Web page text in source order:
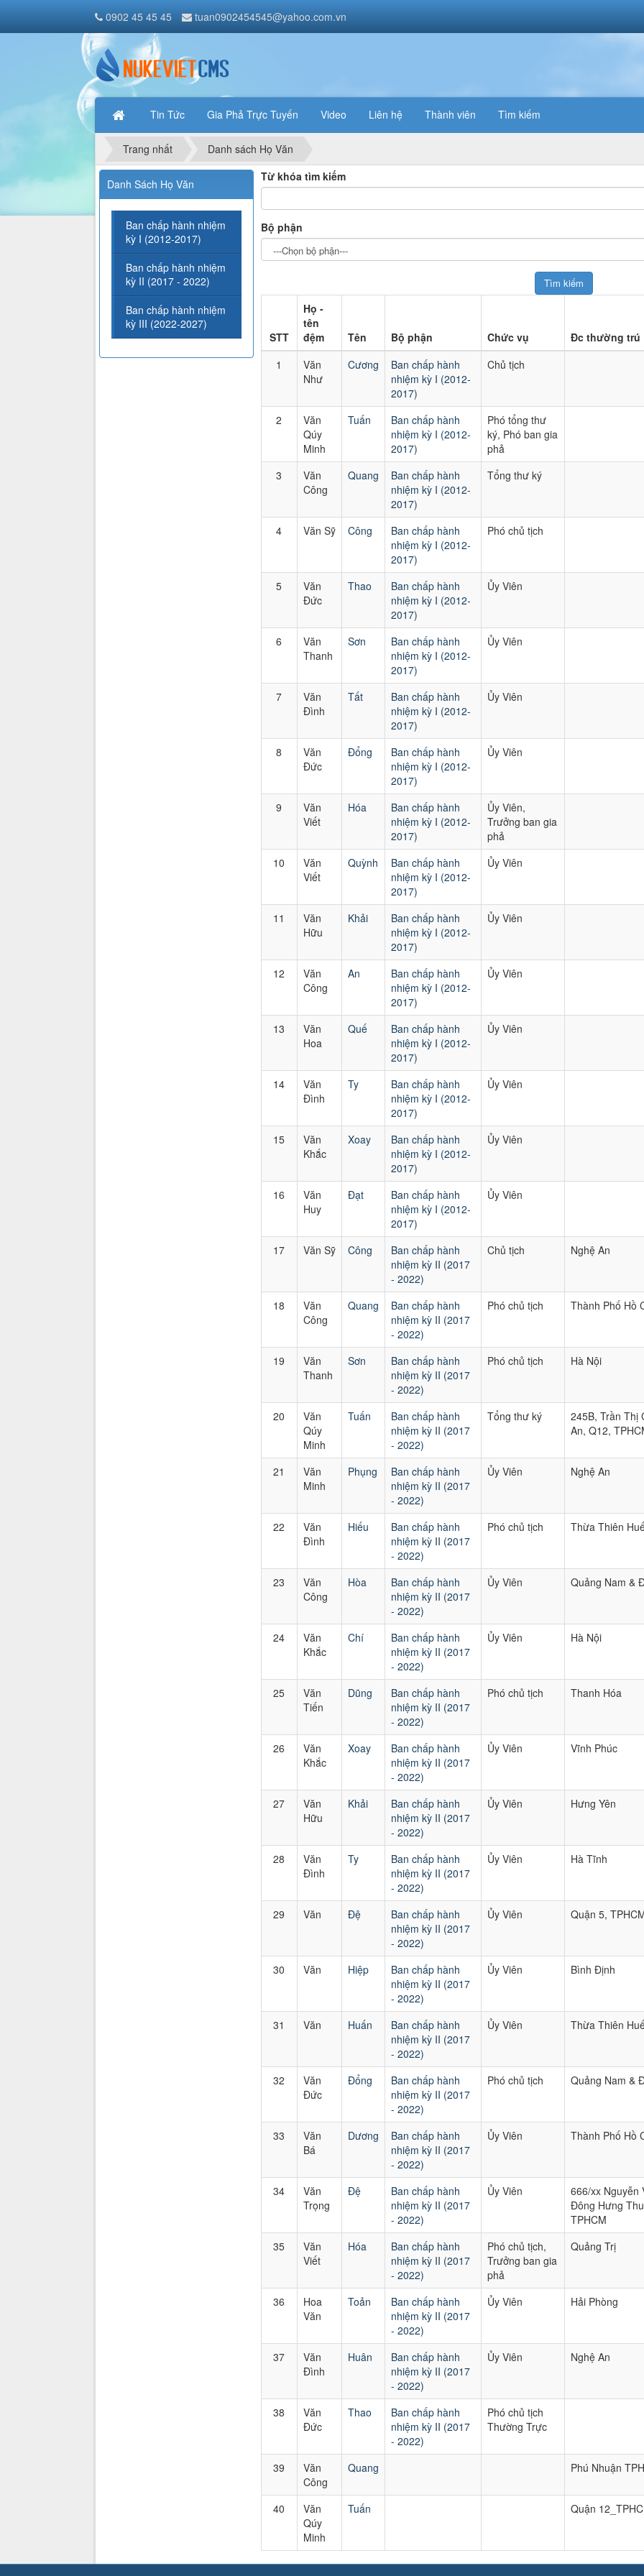
0902 45 45 45 tuan0902454545@yahoo.com.vn
Tin Tức Gia Phả Trực Tuyến Video Liên hệ Thành viên Tìm kiếm
Trang nhất
Danh sách Họ Văn
Từ khóa tìm kiếm
Bộ phận
STT
Họ -
tên
đệm
Tên Bộ phận Chức vụ
Đc thường trú
1
Văn
Như
Cương
Ban chấp hành
nhiệm kỳ I (2012-
2017)
Chủ tịch
2
Văn
Qúy
Minh
Tuấn
Ban chấp hành
nhiệm kỳ I (2012-
2017)
Phó tổng thư
ký, Phó ban gia
phả
3
Văn
Công
Quang
Ban chấp hành
nhiệm kỳ I (2012-
2017)
Tổng thư ký
4 Văn Sỹ Công
Ban chấp hành
nhiệm kỳ I (2012-
2017)
Phó chủ tịch
5
Văn
Đức
Thao
Ban chấp hành
nhiệm kỳ I (2012-
2017)
Ủy Viên
6
Văn
Thanh
Sơn
Ban chấp hành
nhiệm kỳ I (2012-
2017)
Ủy Viên
7
Văn
Đình
Tất
Ban chấp hành
nhiệm kỳ I (2012-
2017)
Ủy Viên
8
Văn
Đức
Đổng
Ban chấp hành
nhiệm kỳ I (2012-
2017)
Ủy Viên
9
Văn
Viết
Hóa
Ban chấp hành
nhiệm kỳ I (2012-
2017)
Ủy Viên,
Trưởng ban gia
phả
10
Văn
Viết
Quỳnh
Ban chấp hành
nhiệm kỳ I (2012-
2017)
Ủy Viên
11
Văn
Hữu
Khải
Ban chấp hành
nhiệm kỳ I (2012-
2017)
Ủy Viên
12
Văn
Công
An
Ban chấp hành
nhiệm kỳ I (2012-
2017)
Ủy Viên
13
Văn
Hoa
Quế
Ban chấp hành
nhiệm kỳ I (2012-
2017)
Ủy Viên
14
Văn
Đình
Ty
Ban chấp hành
nhiệm kỳ I (2012-
2017)
Ủy Viên
15
Văn
Khắc
Xoay
Ban chấp hành
nhiệm kỳ I (2012-
2017)
Ủy Viên
16
Văn
Huy
Đạt
Ban chấp hành
nhiệm kỳ I (2012-
2017)
Ủy Viên
17 Văn Sỹ Công
Ban chấp hành
nhiệm kỳ II (2017
- 2022)
Chủ tịch Nghệ An
18
Văn
Công
Quang
Ban chấp hành
nhiệm kỳ II (2017
- 2022)
Phó chủ tịch Thành Phố Hồ
19
Văn
Thanh
Sơn
Ban chấp hành
nhiệm kỳ II (2017
- 2022)
Phó chủ tịch Hà Nội
20
Văn
Qúy
Minh
Tuấn
Ban chấp hành
nhiệm kỳ II (2017
- 2022)
Tổng thư ký
245B, Trần Thị
An, Q12,
21
Văn
Minh
Phụng
Ban chấp hành
nhiệm kỳ II (2017
- 2022)
Ủy Viên Nghệ An
22
Văn
Đình
Hiếu
Ban chấp hành
nhiệm kỳ II (2017
- 2022)
Phó chủ tịch Thừa Thiên
23
Văn
Công
Hòa
Ban chấp hành
nhiệm kỳ II (2017
- 2022)
Ủy Viên Quảng Nam &
24
Văn
Khắc
Chí
Ban chấp hành
nhiệm kỳ II (2017
- 2022)
Ủy Viên Hà Nội
25
Văn
Tiến
Dũng
Ban chấp hành
nhiệm kỳ II (2017
- 2022)
Phó chủ tịch Thanh Hóa
26
Văn
Khắc
Xoay
Ban chấp hành
nhiệm kỳ II (2017
- 2022)
Ủy Viên Vĩnh Phúc
27
Văn
Hữu
Khải
Ban chấp hành
nhiệm kỳ II (2017
- 2022)
Ủy Viên Hưng Yên
28
Văn
Đình
Ty
Ban chấp hành
nhiệm kỳ II (2017
- 2022)
Ủy Viên Hà Tĩnh
29 Văn Đệ
Ban chấp hành
nhiệm kỳ II (2017
- 2022)
Ủy Viên Quận 5,
30 Văn Hiệp
Ban chấp hành
nhiệm kỳ II (2017
- 2022)
Ủy Viên Bình Định
31 Văn Huấn
Ban chấp hành
nhiệm kỳ II (2017
- 2022)
Ủy Viên Thừa Thiên
32
Văn
Đức
Đổng
Ban chấp hành
nhiệm kỳ II (2017
- 2022)
Phó chủ tịch Quảng Nam &
33
Văn
Bá
Dương
Ban chấp hành
nhiệm kỳ II (2017
- 2022)
Ủy Viên Thành Phố Hồ
34
Văn
Trọng
Đệ
Ban chấp hành
nhiệm kỳ II (2017
- 2022)
Ủy Viên
666/xx Nguyễn
Đông Hưng
TPHCM
35
Văn
Viết
Hóa
Ban chấp hành
nhiệm kỳ II (2017
- 2022)
Phó chủ tịch,
Trưởng ban gia
phả
Quảng Trị
36
Hoa
Văn
Toản
Ban chấp hành
nhiệm kỳ II (2017
- 2022)
Ủy Viên Hải Phòng
37
Văn
Đình
Huân
Ban chấp hành
nhiệm kỳ II (2017
- 2022)
Ủy Viên Nghệ An
38
Văn
Đức
Thao
Ban chấp hành
nhiệm kỳ II (2017
- 2022)
Phó chủ tịch
Thường Trực
39
Văn
Công
Quang Phú Nhuận
40
Văn
Qúy
Minh
Tuấn Quận
Danh Sách Họ Văn
Ban chấp hành nhiệm
kỳ I (2012-2017)
Ban chấp hành nhiệm
kỳ II (2017 - 2022)
Ban chấp hành nhiệm
kỳ III (2022-2027)